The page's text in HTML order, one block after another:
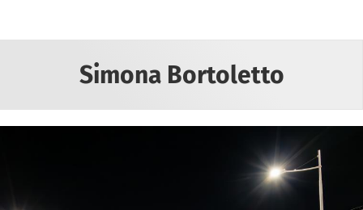
Simona Bortoletto